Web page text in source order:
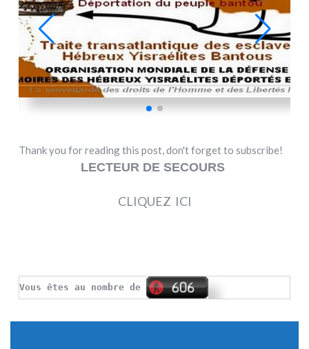
Thank you for reading this post, don't forget to subscribe!
LECTEUR DE SECOURS
CLIQUEZ ICI
Vous êtes au nombre de